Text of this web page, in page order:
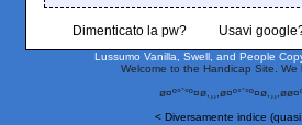
Dimenticato la pw? Usavi
Lussumo Vanilla, Swell, and People
Welcome to the Handicap Site. We
< Diversamente indice